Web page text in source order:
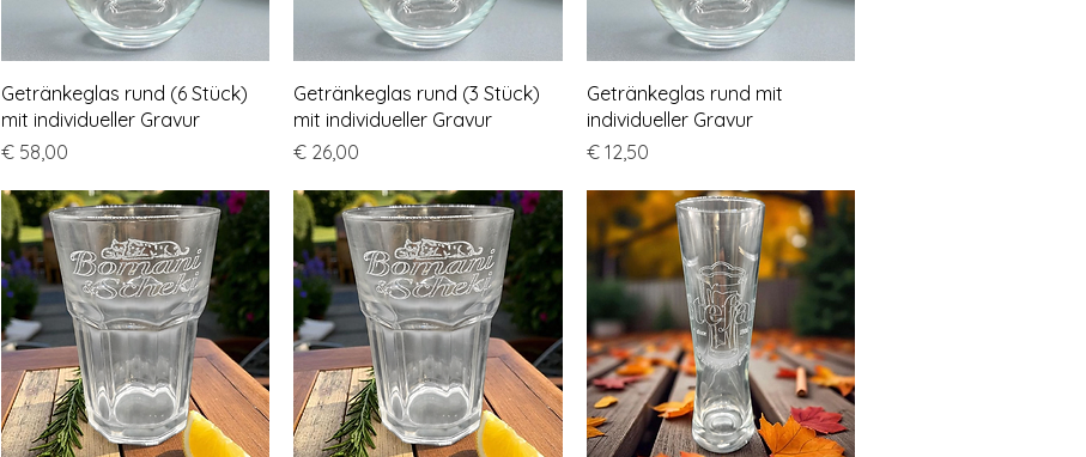
Schnellansicht
Getränkeglas rund (6 Stück)
mit individueller Gravur
Preis
€ 58,00
Schnellansicht
Getränkeglas rund (3 Stück)
mit individueller Gravur
Preis
€ 26,00
Schnellansicht
Getränkeglas rund mit
individueller Gravur
Preis
€ 12,50